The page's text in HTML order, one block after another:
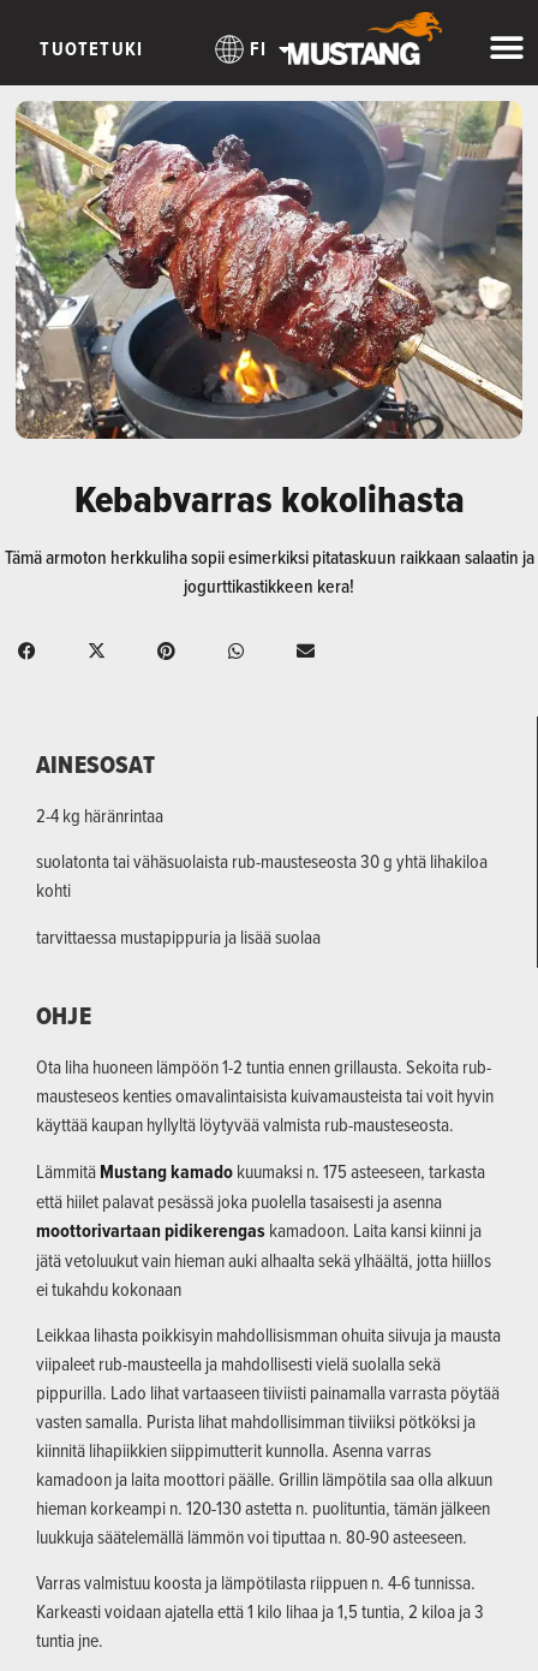
TUOTETUKI FI
Kebabvarras kokolihasta
Tämä armoton herkkuliha sopii esimerkiksi pitataskuun raikkaan salaatin ja
jogurttikastikkeen kera!
AINESOSAT
2-4 kg häränrintaa
suolatonta tai vähäsuolaista rub-mausteseosta 30 g yhtä lihakiloa
kohti
tarvittaessa mustapippuria ja lisää suolaa
OHJE
Ota liha huoneen lämpöön 1-2 tuntia ennen grillausta. Sekoita rub-
mausteseos kenties omavalintaisista kuivamausteista tai voit hyvin
käyttää kaupan hyllyltä löytyvää valmista rub-mausteseosta.
LämmitäMustang kamadokuumaksi n. 175 asteeseen, tarkasta
että hiilet palavat pesässä joka puolella tasaisesti ja asenna
moottorivartaan pidikerengaskamadoon. Laita kansi kiinni ja
jätä vetoluukut vain hieman auki alhaalta sekä ylhäältä, jotta hiillos
ei tukahdu kokonaan
Leikkaa lihasta poikkisyin mahdollisismman ohuita siivuja ja mausta
viipaleet rub-mausteella ja mahdollisesti vielä suolalla sekä
pippurilla. Lado lihat vartaaseen tiiviisti painamalla varrasta pöytää
vasten samalla. Purista lihat mahdollisimman tiiviiksi pötköksi ja
kiinnitä lihapiikkien siippimutterit kunnolla. Asenna varras
kamadoon ja laita moottori päälle. Grillin lämpötila saa olla alkuun
hieman korkeampi n. 120-130 astetta n. puolituntia, tämän jälkeen
luukkuja säätelemällä lämmön voi tiputtaa n. 80-90 asteeseen.
Varras valmistuu koosta ja lämpötilasta riippuen n. 4-6 tunnissa.
Karkeasti voidaan ajatella että 1 kilo lihaa ja 1,5 tuntia, 2 kiloa ja 3
tuntia jne.